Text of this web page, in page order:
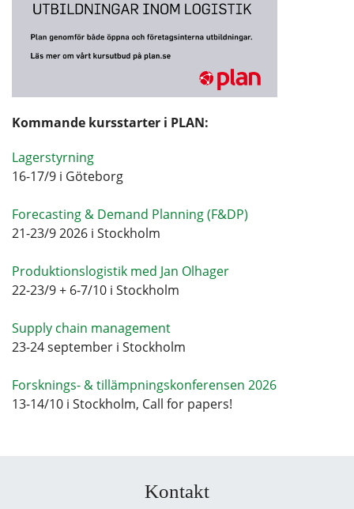
Kommande kursstarter i PLAN:
Lagerstyrning
16-17/9 i Göteborg
Forecasting & Demand Planning (F&DP)
21-23/9 2026 i Stockholm
Produktionslogistik med Jan Olhager
22-23/9 + 6-7/10 i Stockholm
Supply chain management
23-24 september i Stockholm
Forsknings- & tillämpningskonferensen 2026
13-14/10 i Stockholm, Call for papers!
Kontakt